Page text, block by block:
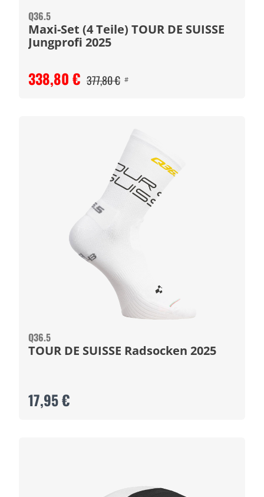
Q36.5
Maxi-Set (4 Teile) TOUR DE SUISSE
Jungprofi 2025
338,80 € 377,80 € #
Q36.5
TOUR DE SUISSE Radsocken 2025
17,95 €